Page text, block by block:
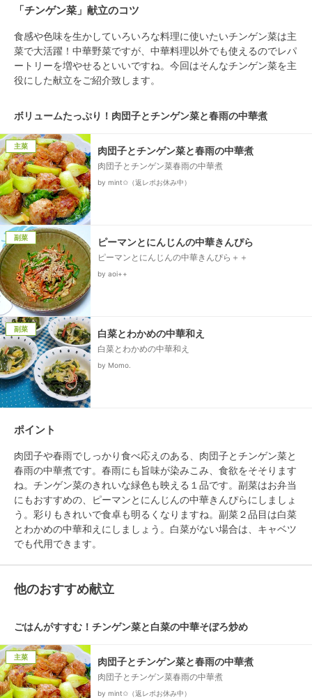
「チンゲン菜」献立のコツ
食感や色味を生かしていろいろな料理に使いたいチンゲン菜は主
菜で大活躍！中華野菜ですが、中華料理以外でも使えるのでレパ
ートリーを増やせるといいですね。今回はそんなチンゲン菜を主
役にした献立をご紹介致します。
ボリュームたっぷり！肉団子とチンゲン菜と春雨の中華煮
主菜 肉団子とチンゲン菜と春雨の中華煮
肉団子とチンゲン菜春雨の中華煮
by mint✩（返レポお休み中）
副菜 ピーマンとにんじんの中華きんぴら
ピーマンとにんじんの中華きんぴら＋＋
by aoi++
副菜 白菜とわかめの中華和え
白菜とわかめの中華和え
by Momo.
ポイント
肉団子や春雨でしっかり食べ応えのある、肉団子とチンゲン菜と
春雨の中華煮です。春雨にも旨味が染みこみ、食欲をそそります
ね。チンゲン菜のきれいな緑色も映える１品です。副菜はお弁当
にもおすすめの、ピーマンとにんじんの中華きんぴらにしましょ
う。彩りもきれいで食卓も明るくなりますね。副菜２品目は白菜
とわかめの中華和えにしましょう。白菜がない場合は、キャベツ
他のおすすめ献立
ごはんがすすむ！チンゲン菜と白菜の中華そぼろ炒め
主菜 肉団子とチンゲン菜と春雨の中華煮
肉団子とチンゲン菜春雨の中華煮
by mint✩（返レポお休み中）